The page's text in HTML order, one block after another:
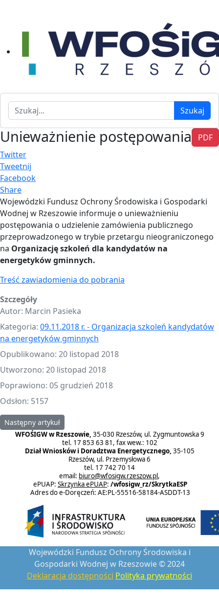
Szukaj Szukaj
PDF
Unieważnienie postępowania
Twitter
Tweetnij
Facebook
Share
Wojewódzki Fundusz Ochrony Środowiska i Gospodarki
Wodnej w Rzeszowie informuje o unieważnieniu
postępowania o udzielenie zamówienia publicznego
przeprowadzonego w trybie przetargu nieograniczonego
na Organizację szkoleń dla kandydatów na
energetyków gminnych.
Treść zawiadomienia do pobrania
Szczegóły
Autor: Marcin Pasieka
Kategoria: 09.11.2018 r. - Organizacja szkoleń kandydatów
na energetyków gminnych
Opublikowano: 20 listopad 2018
Utworzono: 20 listopad 2018
Poprawiono: 05 grudzień 2018
Odsłon: 5157
Następny artykuł: Przetarg nieograniczony - Organizacja
Następny artykuł
WFOŚIGW w Rzeszowie, 35-030 Rzeszów, ul. Zygmuntowska 9
tel. 17 853 63 81, fax wew.: 102
Dział Wniosków i Doradztwa Energetycznego, 35-105
Rzeszów, ul. Przemysłowa 6
tel. 17 742 70 14
email: biuro@wfosigw.rzeszow.pl,
ePUAP: Skrzynka ePUAP: /wfosigw_rz/SkrytkaESP
Adres do e-Doręczeń: AE:PL-55516-58184-ASDDT-13
Wojewódzki Fundusz Ochrony Środowiska i
Gospodarki Wodnej w Rzeszowie © 2024
Deklaracja dostępności Polityka prywatności